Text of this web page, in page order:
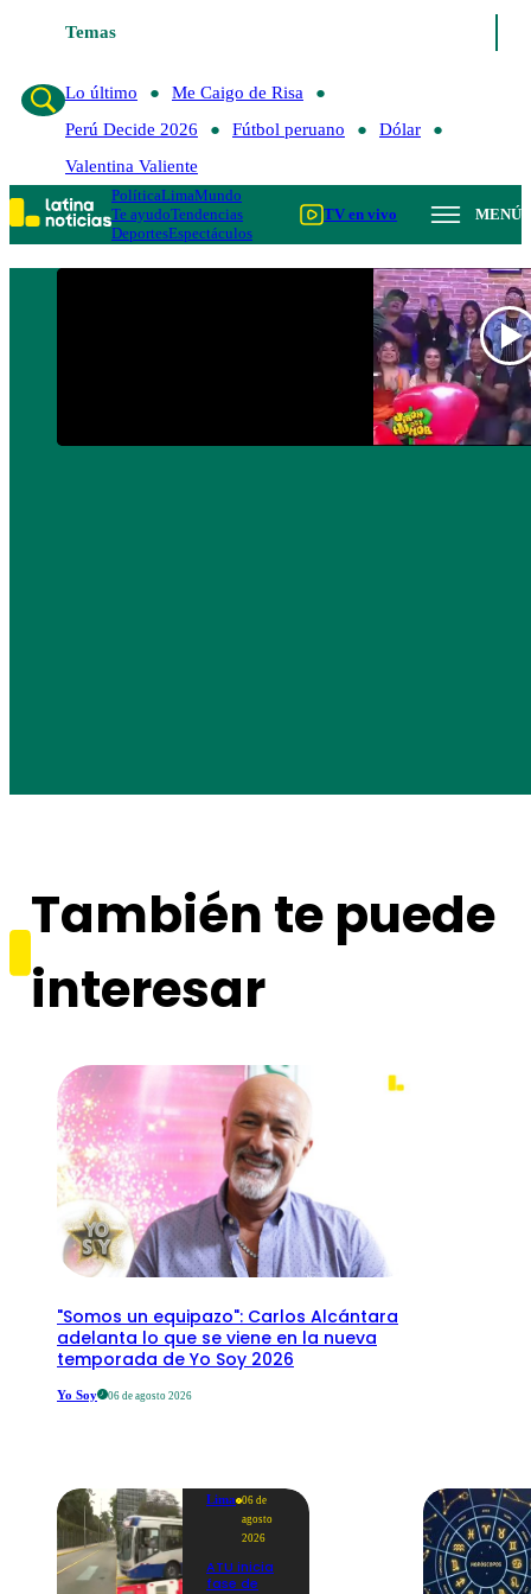
Temas
Lo último
Me Caigo de Risa
Perú Decide 2026
Fútbol peruano
Dólar
Valentina Valiente
PolíticaLimaMundo
Te ayudoTendencias
DeportesEspectáculos
TV en vivo MENÚ
También te puede
interesar
"Somos un equipazo": Carlos Alcántara
adelanta lo que se viene en la nueva
temporada de Yo Soy 2026
Yo Soy 06 de agosto 2026
Lima 06 de
agosto
2026
ATU inicia
fase de